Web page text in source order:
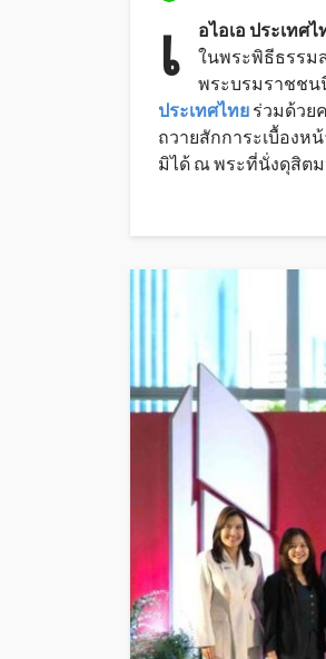
เ อไอเอ ประเทศไ
ในพระพิธีธรรม
พระบรมราชชน
ประเทศไทย ร่วมด้วย
ถวายสักการะเบื้อง
มิได้ ณ พระที่นั่งดุสิต